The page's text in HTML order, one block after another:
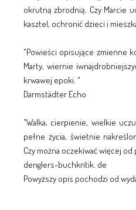
okrutną zbrodnią. Czy Marcie
kasztel, ochronić dzieci i
"Powieści opisujące zmienne
Marty, wiernie
krwawej epoki. "
Darmstädter Echo
"Walka, cierpienie, wielkie
pełne życia, świetnie
Czy można oczekiwać więcej
denglers-buchkritik. de
Powyższy opis pochodzi od